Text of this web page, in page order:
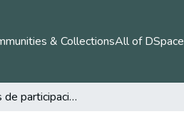
& CollectionsAll of DSpace
Concepciones de participación de los estudiantes de Derecho en Colombia